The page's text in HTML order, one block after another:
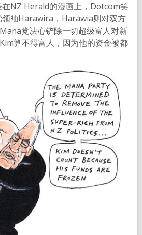
NZ Herald的漫画上，Dotcom笑
袖Harawira，Harawia则对双方
党决心铲除一切超级富人对新
算不得富人，因为他的资金被都